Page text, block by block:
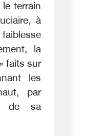
terrain
à
la
faits sur
les
par
de sa